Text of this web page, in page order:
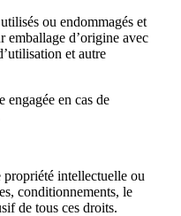
ou endommagés et
emballage d’origine avec
et autre
en cas de
intellectuelle ou
conditionnements, le
de tous ces droits.